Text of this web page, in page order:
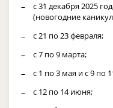
с 31 декабря 2025
(новогодние
с 21 по 23 февраля;
с 7 по 9 марта;
с 1 по 3 мая и с 9 по
с 12 по 14 июня;